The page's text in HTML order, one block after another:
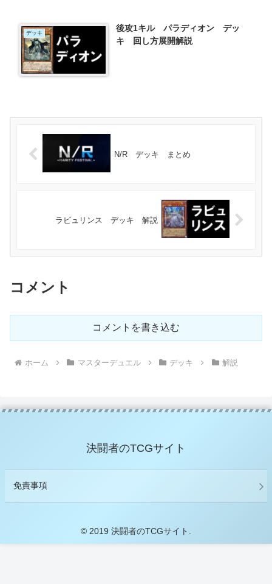
デッキ
後攻1キル パラディオン デッ
キ 回し方展開解説
N/R デッキ まとめ
ラビュリンス デッキ 解説
コメント
コメントを書き込む
ホーム マスターデュエル デッキ 解説
決闘者のTCGサイト
免責事項
© 2019 決闘者のTCGサイト.